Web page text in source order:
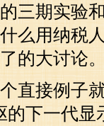
三期实验
么用纳税
的大讨论
直接例子
的下一代